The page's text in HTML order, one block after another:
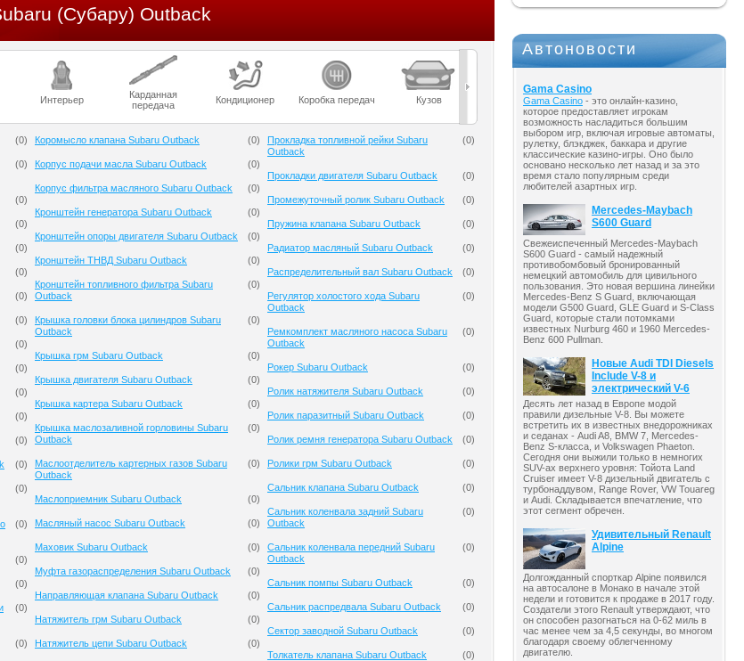
(Субару) Outback
Интерьер
Карданная
передача
Кондиционер Коробка передач Кузов Масла Мост
(0)
(0)
(0)
(0)
(0)
(0)
(0)
(0)
(0)
(0)
(0)
(0)
(0)
(0)
(0)
(0)
(0)
(0)
(0)
(0)
Коромысло клапана Subaru Outback (0)
Корпус подачи масла Subaru Outback (0)
Корпус фильтра масляного Subaru Outback (0)
Кронштейн генератора Subaru Outback (0)
Кронштейн опоры двигателя Subaru Outback (0)
Кронштейн ТНВД Subaru Outback (0)
Кронштейн топливного фильтра Subaru
Outback
(0)
Крышка головки блока цилиндров Subaru
Outback
(0)
Крышка грм Subaru Outback (0)
Крышка двигателя Subaru Outback (0)
Крышка картера Subaru Outback (0)
Крышка маслозаливной горловины Subaru
Outback
(0)
Маслоотделитель картерных газов Subaru
Outback
(0)
Маслоприемник Subaru Outback (0)
Масляный насос Subaru Outback (0)
Маховик Subaru Outback (0)
Муфта газораспределения Subaru Outback (0)
Направляющая клапана Subaru Outback (0)
Натяжитель грм Subaru Outback (0)
Натяжитель цепи Subaru Outback (0)
Прокладка топливной рейки Subaru
Outback
(0)
Прокладки двигателя Subaru Outback (0)
Промежуточный ролик Subaru Outback (0)
Пружина клапана Subaru Outback (0)
Радиатор масляный Subaru Outback (0)
Распределительный вал Subaru Outback (0)
Регулятор холостого хода Subaru
Outback
(0)
Ремкомплект масляного насоса Subaru
Outback
(0)
Рокер Subaru Outback (0)
Ролик натяжителя Subaru Outback (0)
Ролик паразитный Subaru Outback (0)
Ролик ремня генератора Subaru Outback (0)
Ролики грм Subaru Outback (0)
Сальник клапана Subaru Outback (0)
Сальник коленвала задний Subaru
Outback
(0)
Сальник коленвала передний Subaru
Outback
(0)
Сальник помпы Subaru Outback (0)
Сальник распредвала Subaru Outback (0)
Сектор заводной Subaru Outback (0)
Толкатель клапана Subaru Outback (0)
Автоновости
Gama Casino
Gama Casino - это онлайн-казино,
которое предоставляет игрокам
возможность насладиться большим
выбором игр, включая игровые автоматы,
рулетку, блэкджек, баккара и другие
классические казино-игры. Оно было
основано несколько лет назад и за это
время стало популярным среди
любителей азартных игр.
Mercedes-Maybach
S600 Guard
Свежеиспеченный Mercedes-Maybach
S600 Guard - самый надежный
противобомбовый бронированный
немецкий автомобиль для цивильного
пользования. Это новая вершина линейки
Mercedes-Benz S Guard, включающая
модели G500 Guard, GLE Guard и S-Class
Guard, которые стали потомками
известных Nurburg 460 и 1960 Mercedes-
Benz 600 Pullman.
Новые Audi TDI Diesels
Include V-8 и
электрический V-6
Десять лет назад в Европе модой
правили дизельные V-8. Вы можете
встретить их в известных внедорожниках
и седанах - Audi A8, BMW 7, Mercedes-
Benz S-класса, и Volkswagen Phaeton.
Сегодня они выжили только в немногих
SUV-ах верхнего уровня: Тойота Land
Cruiser имеет V-8 дизельный двигатель с
турбонаддувом, Range Rover, VW Touareg
и Audi. Складывается впечатление, что
этот сегмент обречен.
Удивительный Renault
Alpine
Долгожданный спорткар Alpine появился
на автосалоне в Монако в начале этой
недели и готовится к продаже в 2017 году.
Создатели этого Renault утверждают, что
он способен разогнаться на 0-62 миль в
час менее чем за 4,5 секунды, во многом
благодаря своему облегченному
двигателю.